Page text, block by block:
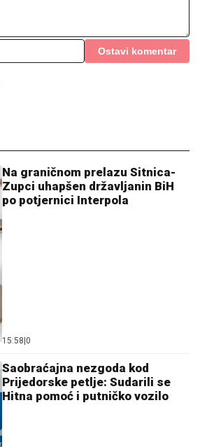
Ostavi komentar
Na graničnom prelazu Sitnica-
Zupci uhapšen državljanin BiH
po potjernici Interpola
15:58 0
Saobraćajna nezgoda kod
Prijedorske petlje: Sudarili se
Hitna pomoć i putničko vozilo